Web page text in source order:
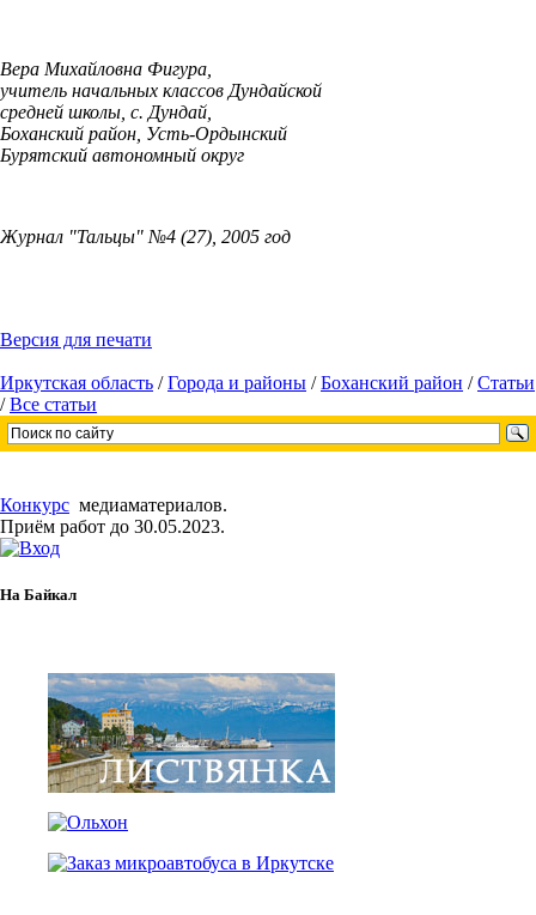
Вера Михайловна Фигура,
учитель начальных классов Дундайской
средней школы, с. Дундай,
Боханский район, Усть-Ордынский
Бурятский автономный округ
Журнал "Тальцы" №4 (27), 2005 год
Версия для печати
Иркутская область /Города и районы /Боханский район /Статьи
/Все статьи
Конкурс медиаматериалов.
Приём работ до 30.05.2023.
На Байкал